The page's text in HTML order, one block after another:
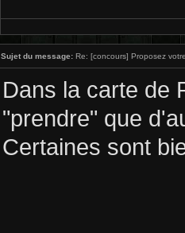
Sujet du message: Re: [concours] Proposez
Dans la carte de
"prendre" que
Certaines sont